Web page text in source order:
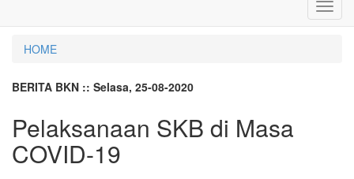
HOME
BERITA BKN :: Selasa, 25-08-2020
Pelaksanaan SKB di Masa
COVID-19